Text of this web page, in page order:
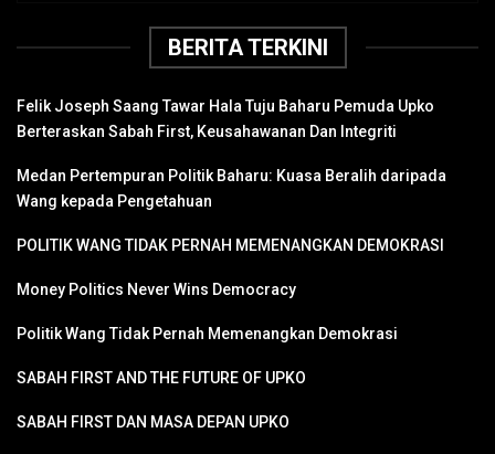
BERITA TERKINI
Felik Joseph Saang Tawar Hala Tuju Baharu Pemuda Upko
Berteraskan Sabah First, Keusahawanan Dan Integriti
Medan Pertempuran Politik Baharu: Kuasa Beralih daripada
Wang kepada Pengetahuan
POLITIK WANG TIDAK PERNAH MEMENANGKAN DEMOKRASI
Money Politics Never Wins Democracy
Politik Wang Tidak Pernah Memenangkan Demokrasi
SABAH FIRST AND THE FUTURE OF UPKO
SABAH FIRST DAN MASA DEPAN UPKO